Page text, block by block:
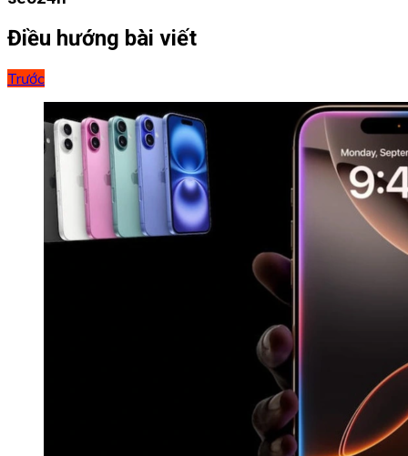
Điều hướng bài viết
Trước